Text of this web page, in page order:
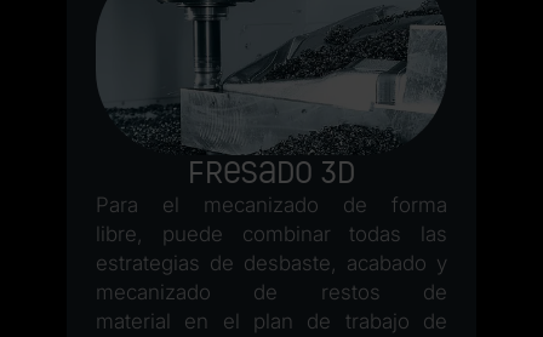
Fresado 3D
Para el mecanizado de forma
libre, puede combinar todas las
estrategias de desbaste, acabado y
mecanizado de restos de
material en el plan de trabajo de